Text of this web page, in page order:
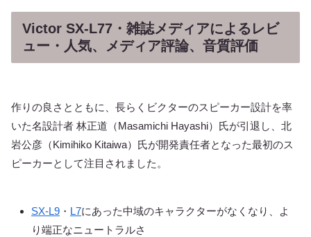
Victor SX-L77・雑誌メディアによるレビ
ュー・人気、メディア評論、音質評価
作りの良さとともに、長らくビクターのスピーカー設計を率
いた名設計者 林正道（Masamichi Hayashi）氏が引退し、北
岩公彦（Kimihiko Kitaiwa）氏が開発責任者となった最初のス
ピーカーとして注目されました。
SX-L9 ・ L7にあった中域のキャラクターがなくなり、よ
り端正なニュートラルさ